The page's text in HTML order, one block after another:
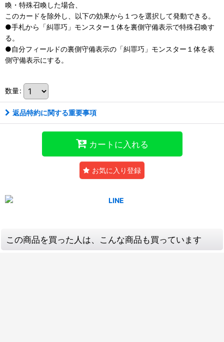
喚・特殊召喚した場合、
このカードを除外し、以下の効果から１つを選択して発動できる。
●手札から「糾罪巧」モンスター１体を裏側守備表示で特殊召喚す
る。
●自分フィールドの裏側守備表示の「糾罪巧」モンスター１体を表
側守備表示にする。
数量:
返品特約に関する重要事項
カートに入れる
お気に入り登録
この商品を買った人は、こんな商品も買っています